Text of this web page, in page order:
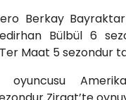
Berkay
Bülbül 6
Maat 5 sezondur
oyuncusu